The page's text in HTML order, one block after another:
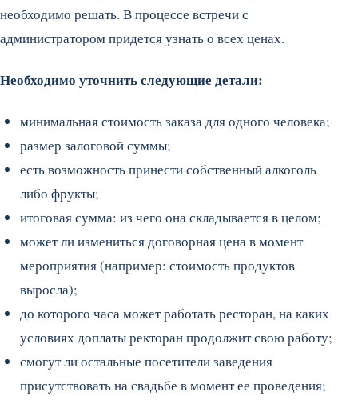
необходимо решать. В процессе встречи с
администратором придется узнать о всех ценах.
Необходимо уточнить следующие детали:
минимальная стоимость заказа для одного человека;
размер залоговой суммы;
есть возможность принести собственный алкоголь
либо фрукты;
итоговая сумма: из чего она складывается в целом;
может ли измениться договорная цена в момент
мероприятия (например: стоимость продуктов
выросла);
до которого часа может работать ресторан, на каких
условиях доплаты ректоран продолжит свою работу;
смогут ли остальные посетители заведения
присутствовать на свадьбе в момент ее проведения;